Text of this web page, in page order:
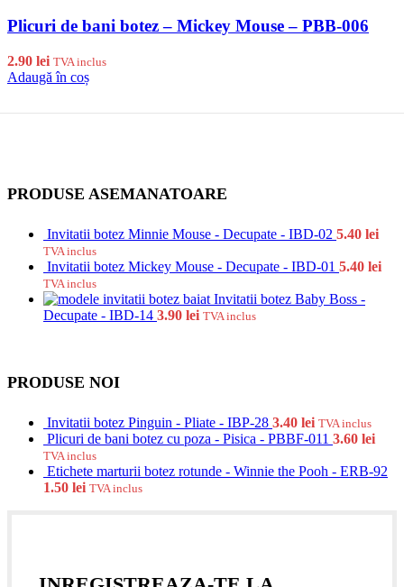
Plicuri de bani botez – Mickey Mouse – PBB-006
2.90 lei TVA inclus
Adaugă în coș
PRODUSE ASEMANATOARE
Invitatii botez Minnie Mouse - Decupate - IBD-02 5.40 lei
TVA inclus
Invitatii botez Mickey Mouse - Decupate - IBD-01 5.40 lei
TVA inclus
Invitatii botez Baby Boss -
Decupate - IBD-14 3.90 lei TVA inclus
PRODUSE NOI
Invitatii botez Pinguin - Pliate - IBP-28 3.40 lei TVA inclus
Plicuri de bani botez cu poza - Pisica - PBBF-011 3.60 lei
TVA inclus
Etichete marturii botez rotunde - Winnie the Pooh - ERB-92
1.50 lei TVA inclus